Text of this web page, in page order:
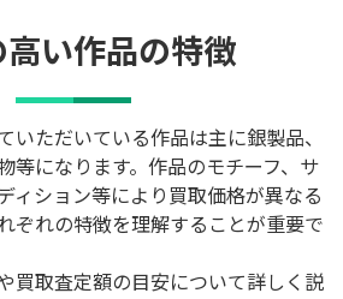
い作品の特徴
いただいている作品は主に銀製品、
等になります。作品のモチーフ、サ
ィション等により買取価格が異なる
ぞれの特徴を理解することが重要で
買取査定額の目安について詳しく説